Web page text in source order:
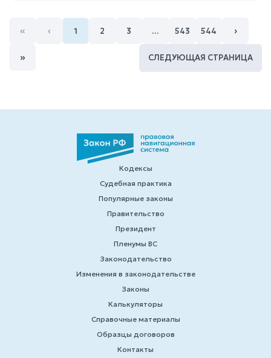
« ‹ 1 2 3 … 543 544 ›
» СЛЕДУЮЩАЯ СТРАНИЦА
Кодексы
Судебная практика
Популярные законы
Правительство
Президент
Пленумы ВС
Законодательство
Изменения в законодательстве
Законы
Калькуляторы
Справочные материалы
Образцы договоров
Контакты